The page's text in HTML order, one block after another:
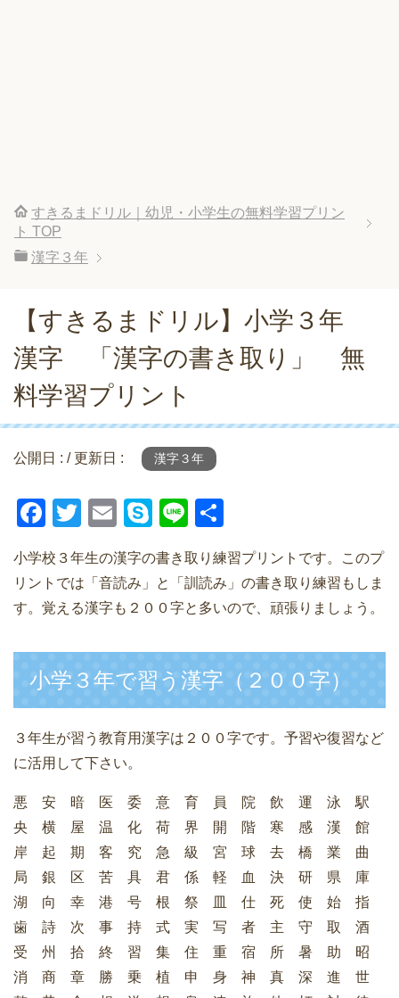
すきるまドリル｜幼児・小学生の無料学習プリン
ト TOP
漢字３年
【すきるまドリル】小学３年
漢字 「漢字の書き取り」 無
料学習プリント
公開日 : / 更新日 : 漢字３年
F
c
e
o
o
k
T
wi
tt
er
E
m
ail
S
ky
p
e
Li
e
小学校３年生の漢字の書き取り練習プリントです。このプ
リントでは「音読み」と「訓読み」の書き取り練習もしま
す。覚える漢字も２００字と多いので、頑張りましょう。
小学３年で習う漢字（２００字）
３年生が習う教育用漢字は２００字です。予習や復習など
に活用して下さい。
悪 安 暗 医 委 意 育 員 院 飲 運 泳 駅
央 横 屋 温 化 荷 界 開 階 寒 感 漢 館
岸 起 期 客 究 急 級 宮 球 去 橋 業 曲
局 銀 区 苦 具 君 係 軽 血 決 研 県 庫
湖 向 幸 港 号 根 祭 皿 仕 死 使 始 指
歯 詩 次 事 持 式 実 写 者 主 守 取 酒
受 州 拾 終 習 集 住 重 宿 所 暑 助 昭
消 商 章 勝 乗 植 申 身 神 真 深 進 世